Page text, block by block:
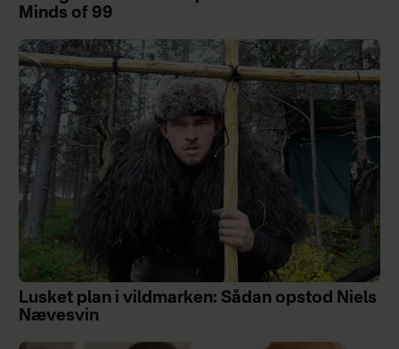
Minds of 99
Lusket plan i vildmarken: Sådan opstod Niels
Nævesvin